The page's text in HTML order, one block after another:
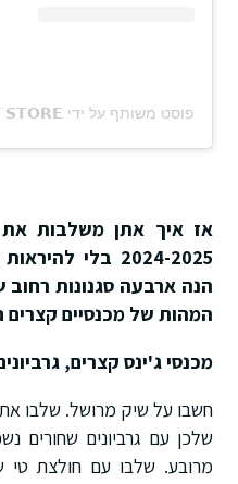
פוסט משותף על ידי ‏‎𝗠𝗘𝗟𝗟𝗨𝗦𝗢 𝗖𝗢𝗡𝗖𝗘𝗣𝗧 𝗦𝗧𝗢𝗥𝗘‎‏ (@‏‎melluso.conceptstore‎‏)
אז איך אתן משלבות
2024-2025 בלי
הנה ארבעה סגנונות
המהות של מכנסיים קצרים
מכנסי ג'ינס קצרים,
חשבו על שיק מרושל. שלבו את
שלכן עם גרביונים שחורים
מרובע. שלבו עם חולצת טי